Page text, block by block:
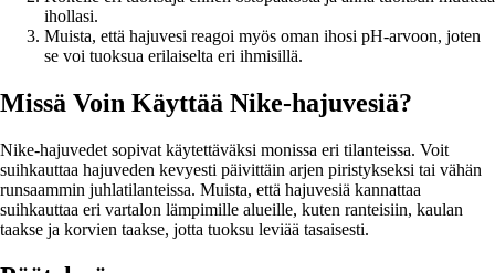
ihollasi.
Muista, että hajuvesi reagoi myös oman ihosi pH-arvoon, joten
se voi tuoksua erilaiselta eri ihmisillä.
Missä Voin Käyttää Nike-hajuvesiä?
Nike-hajuvedet sopivat käytettäväksi monissa eri tilanteissa. Voit
suihkauttaa hajuveden kevyesti päivittäin arjen piristykseksi tai vähän
runsaammin juhlatilanteissa. Muista, että hajuvesiä kannattaa
suihkauttaa eri vartalon lämpimille alueille, kuten ranteisiin, kaulan
taakse ja korvien taakse, jotta tuoksu leviää tasaisesti.